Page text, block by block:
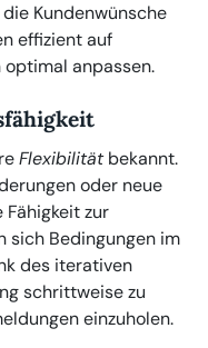
Kundenwünsche
effizient auf
anpassen.
Flexibilitätbekannt.
oder neue
Fähigkeit zur
sich Bedingungen im
des iterativen
schrittweise zu
einzuholen.